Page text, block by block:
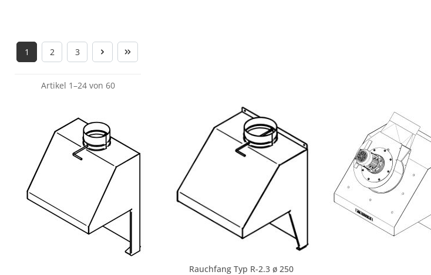
Seite
1 Seite
2 Seite
3
Artikel 1–24 von 60
Rauchfang Typ R-2.3 ø 250